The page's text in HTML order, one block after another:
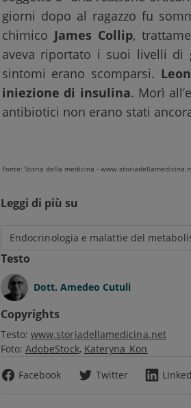
giorni dopo al ragazzo fu
chimico James Collip,
aveva riportato i suoi livelli
sintomi erano scomparsi.
iniezione di insulina. Morì
antibiotici non erano stati
Fonte: Storia della medicina -
Leggi di più su
Endocrinologia e malattie del
Testo
Dott. Amedeo Cutuli
Copyrights
Testo: www.storiadellamedicina.net
Foto: AdobeStock Kateryna_Kon
Facebook
Twitter